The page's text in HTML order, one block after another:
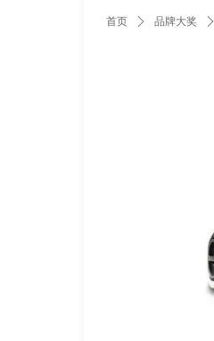
首页 ꄲ 品牌大奖 ꄲ